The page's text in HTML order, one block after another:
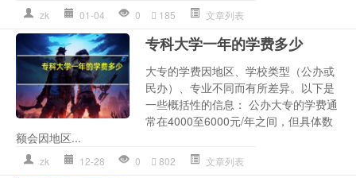
zk 01-04 0 185 文章列表
专科大学一年的学费多少
大专的学费因地区、学校类型（公办或
民办）、专业不同而有所差异。以下是
一些概括性的信息： 公办大专的学费通
常在4000至6000元/年之间，但具体数
额会因地区...
zk 12-28 0 802 文章列表